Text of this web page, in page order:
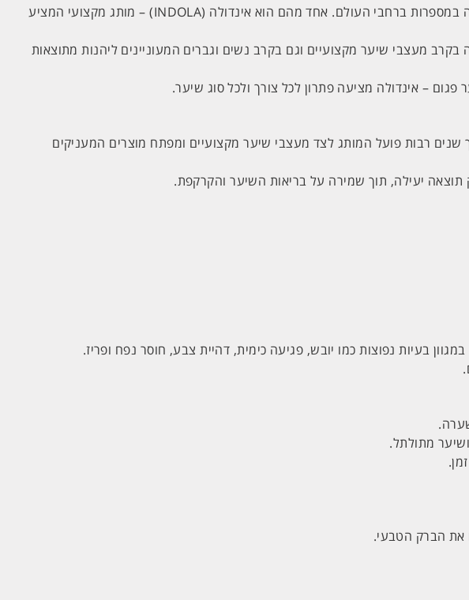
עולם טיפוח השיער המקצועי כולל לא מעט מותגים מובילים, אך ישנם שמות שהפכו עם השנים לבחירה קבועה במספרות ברחבי העולם. אחד מהם הוא אינדולה (INDOLA) – מותג מקצועי המציע
בקרב מעצבי שיער מקצועיים וגם בקרב נשים וגברים המעוניינים ליהנות מתוצאות
– אינדולה מציעה פתרון לכל צורך ולכל סוג שיער.
רבות פועל המותג לצד מעצבי שיער מקצועיים ומפתח מוצרים המעניקים
בעיות נפוצות כמו יובש, פגיעה כימית, דהיית צבע, חוסר נפח ופריז.
מתולתל.
את הברק הטבעי.